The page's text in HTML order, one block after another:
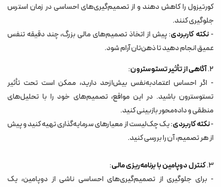
کورتیزول را کاهش دهند و از تصمیم‌گیری‌های احساسی در زمان استرس
جلوگیری کنند.
- نکته کاربردی: پیش از اتخاذ تصمیم‌های مالی بزرگ، چند دقیقه تنفس
عمیق انجام دهید تا ذهن‌تان آرام شود.
2. آگاهی از تأثیر تستوسترون:
- اگر احساس اعتمادبه‌نفس بیش‌ازحد دارید، ممکن است تحت تأثیر
تستوسترون باشید. در این مواقع، تصمیم‌های خود را با تحلیل‌های
منطقی و داده‌محور بازبینی کنید.
-نکته کاربردی: یک چک‌لیست از معیارهای سرمایه‌گذاری تهیه کنید و پیش
از هر تصمیم، آن را بررسی کنید.
3. کنترل دوپامین با برنامه‌ریزی مالی:
- برای جلوگیری از تصمیم‌گیری‌های احساسی ناشی از دوپامین، یک